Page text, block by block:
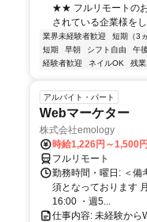
★★ フルリモートの
されている企業様を
業界未経験者歓迎 短期（3
短期
早朝 シフト自由 午後
経験者歓迎
ネイルOK 残業
アルバイト・パート
Webマーケター
株式会社emology
時給1,226円～1,500円
フルリモート
勤務時間・曜日: ＜備
須となっております
16:00 ・週5...
仕事内容: 未経験から